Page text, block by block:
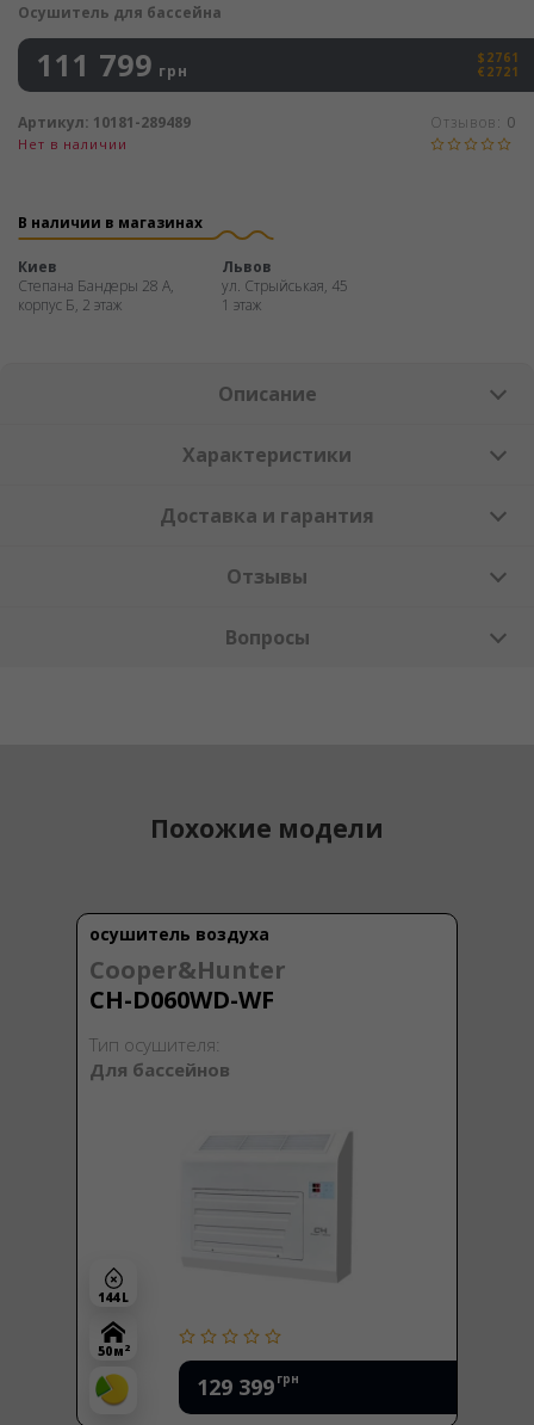
Осушитель для бассейна
111 799 грн
$2761
€2721
Нет в наличии
Отзывов: 0
Артикул: 10181-289489
В наличии в магазинах
Киев
Степана Бандеры 28 А,
корпус Б, 2 этаж
Львов
ул. Стрыйськая, 45
1 этаж
Описание
Характеристики
Доставка и гарантия
Отзывы
Вопросы
Похожие модели
осушитель воздуха
Cooper&Hunter
CH-D060WD-WF
Тип осушителя:
Для бассейнов
129 399 грн
144 L
50 м 2